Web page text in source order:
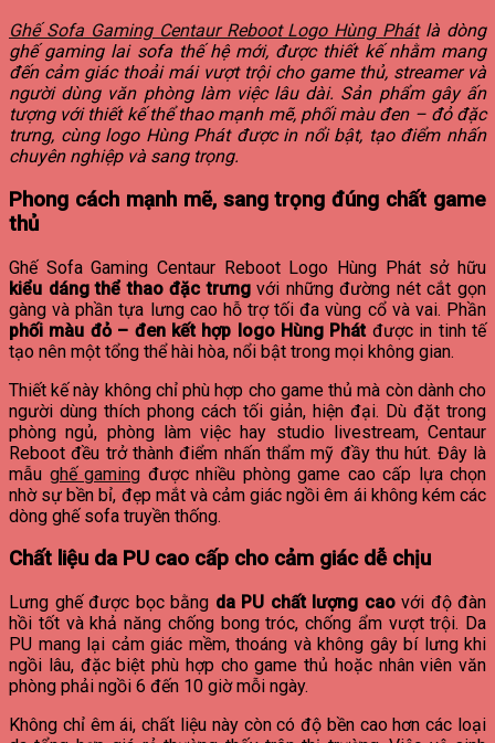
Ghế Sofa Gaming Centaur Reboot Logo Hùng Phátlà dòng
ghế gaming lai sofa thế hệ mới, được thiết kế nhằm mang
đến cảm giác thoải mái vượt trội cho game thủ, streamer và
người dùng văn phòng làm việc lâu dài. Sản phẩm gây ấn
tượng với thiết kế thể thao mạnh mẽ, phối màu đen – đỏ đặc
trưng, cùng logo Hùng Phát được in nổi bật, tạo điểm nhấn
chuyên nghiệp và sang trọng.
Phong cách mạnh mẽ, sang trọng đúng chất game
thủ
Ghế Sofa Gaming Centaur Reboot Logo Hùng Phát sở hữu
kiểu dáng thể thao đặc trưngvới những đường nét cắt gọn
gàng và phần tựa lưng cao hỗ trợ tối đa vùng cổ và vai. Phần
phối màu đỏ – đen kết hợp logo Hùng Phátđược in tinh tế
tạo nên một tổng thể hài hòa, nổi bật trong mọi không gian.
Thiết kế này không chỉ phù hợp cho game thủ mà còn dành cho
người dùng thích phong cách tối giản, hiện đại. Dù đặt trong
phòng ngủ, phòng làm việc hay studio livestream, Centaur
Reboot đều trở thành điểm nhấn thẩm mỹ đầy thu hút. Đây là
mẫu ghế gaming được nhiều phòng game cao cấp lựa chọn
nhờ sự bền bỉ, đẹp mắt và cảm giác ngồi êm ái không kém các
dòng ghế sofa truyền thống.
Chất liệu da PU cao cấp cho cảm giác dễ chịu
Lưng ghế được bọc bằng da PU chất lượng caovới độ đàn
hồi tốt và khả năng chống bong tróc, chống ẩm vượt trội. Da
PU mang lại cảm giác mềm, thoáng và không gây bí lưng khi
ngồi lâu, đặc biệt phù hợp cho game thủ hoặc nhân viên văn
phòng phải ngồi 6 đến 10 giờ mỗi ngày.
Không chỉ êm ái, chất liệu này còn có độ bền cao hơn các loại